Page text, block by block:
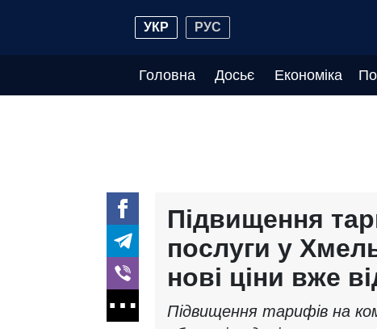
УКР РУС
Головна Досьє Економіка
Підвищення
послуги у
нові ціни вже
Підвищення тарифів на